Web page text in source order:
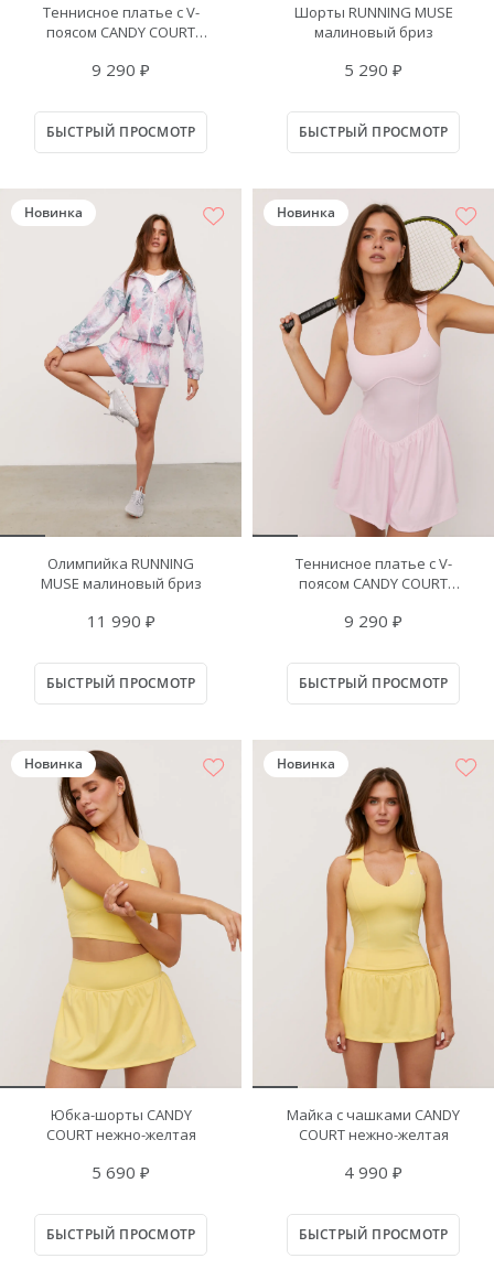
Теннисное платье с V-
поясом CANDY COURT
9 290 ₽
БЫСТРЫЙ ПРОСМОТР
Шорты RUNNING MUSE
малиновый бриз
5 290 ₽
БЫСТРЫЙ ПРОСМОТР
Новинка
Олимпийка RUNNING
MUSE малиновый бриз
11 990 ₽
БЫСТРЫЙ ПРОСМОТР
Новинка
Теннисное платье с V-
поясом CANDY COURT
9 290 ₽
БЫСТРЫЙ ПРОСМОТР
Новинка
Юбка-шорты CANDY
COURT нежно-желтая
5 690 ₽
БЫСТРЫЙ ПРОСМОТР
Новинка
Майка с чашками CANDY
COURT нежно-желтая
4 990 ₽
БЫСТРЫЙ ПРОСМОТР